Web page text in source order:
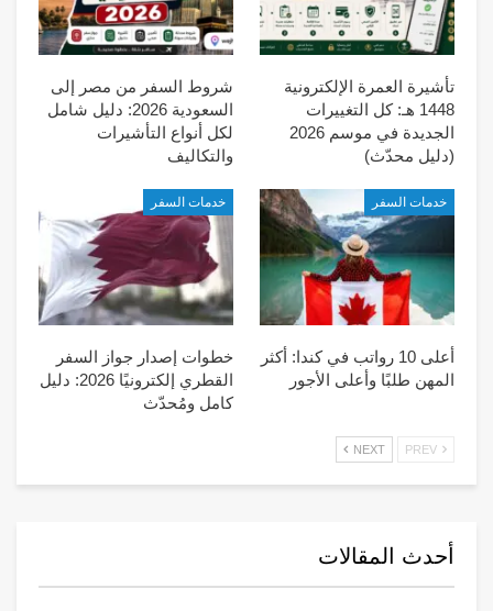
تأشيرة العمرة الإلكترونية
1448 هـ: كل التغييرات
الجديدة في موسم 2026
(دليل محدّث)
شروط السفر من مصر إلى
السعودية 2026: دليل شامل
لكل أنواع التأشيرات
والتكاليف
خدمات السفر
أعلى 10 رواتب في كندا: أكثر
المهن طلبًا وأعلى الأجور
خدمات السفر
خطوات إصدار جواز السفر
القطري إلكترونيًا 2026: دليل
كامل ومُحدّث
NEXT
أحدث المقالات